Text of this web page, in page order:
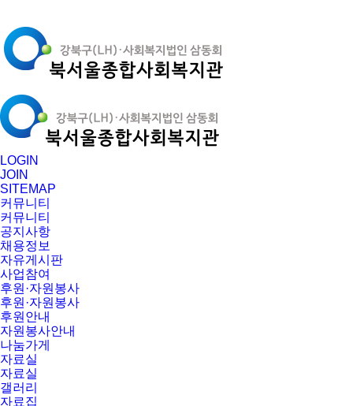
LOGIN
JOIN
SITEMAP
커뮤니티
커뮤니티
공지사항
채용정보
자유게시판
사업참여
후원·자원봉사
후원·자원봉사
후원안내
자원봉사안내
나눔가게
자료실
자료실
갤러리
자료집